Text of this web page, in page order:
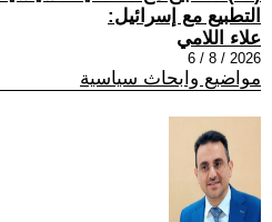
التطبيع مع إسرائيل:
علاء اللامي
2026 / 8 / 6
مواضيع وابحاث سياسية